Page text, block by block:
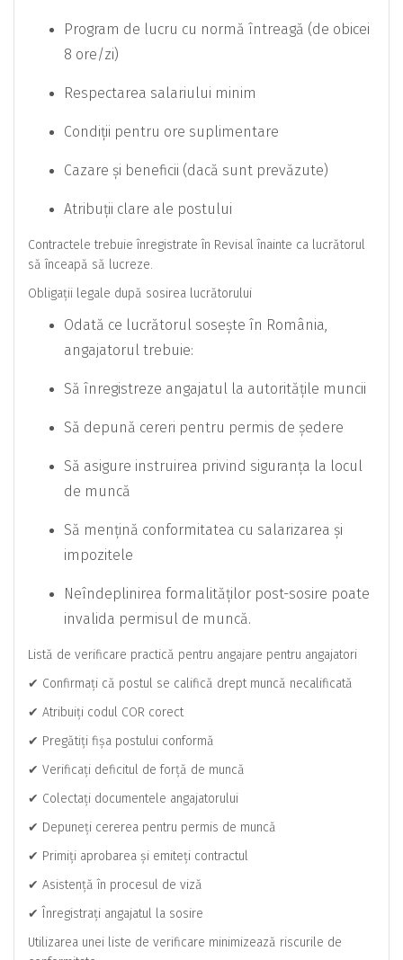
Program de lucru cu normă întreagă (de obicei
8 ore/zi)
Respectarea salariului minim
Condiții pentru ore suplimentare
Cazare și beneficii (dacă sunt prevăzute)
Atribuții clare ale postului
Contractele trebuie înregistrate în Revisal înainte ca lucrătorul
să înceapă să lucreze.
Obligații legale după sosirea lucrătorului
Odată ce lucrătorul sosește în România,
angajatorul trebuie:
Să înregistreze angajatul la autoritățile muncii
Să depună cereri pentru permis de ședere
Să asigure instruirea privind siguranța la locul
de muncă
Să mențină conformitatea cu salarizarea și
impozitele
Neîndeplinirea formalităților post-sosire poate
invalida permisul de muncă.
Listă de verificare practică pentru angajare pentru angajatori
✔ Confirmați că postul se califică drept muncă necalificată
✔ Atribuiți codul COR corect
✔ Pregătiți fișa postului conformă
✔ Verificați deficitul de forță de muncă
✔ Colectați documentele angajatorului
✔ Depuneți cererea pentru permis de muncă
✔ Primiți aprobarea și emiteți contractul
✔ Asistență în procesul de viză
✔ Înregistrați angajatul la sosire
Utilizarea unei liste de verificare minimizează riscurile de